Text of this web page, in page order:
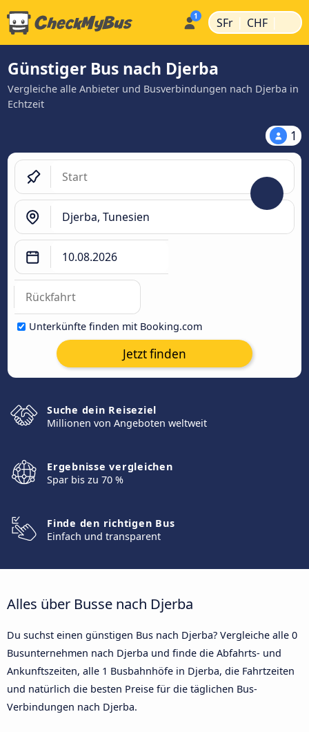
SFr | CHF |
Günstiger Bus nach Djerba
Vergleiche alle Anbieter und Busverbindungen nach Djerba in
Echtzeit
1
Unterkünfte finden mit Booking.com
Jetzt finden
Suche dein Reiseziel
Millionen von Angeboten weltweit
Ergebnisse vergleichen
Spar bis zu 70 %
Finde den richtigen Bus
Einfach und transparent
Alles über Busse nach Djerba
Du suchst einen günstigen Bus nach Djerba? Vergleiche alle 0
Busunternehmen nach Djerba und finde die Abfahrts- und
Ankunftszeiten, alle 1 Busbahnhöfe in Djerba, die Fahrtzeiten
und natürlich die besten Preise für die täglichen Bus-
Verbindungen nach Djerba.